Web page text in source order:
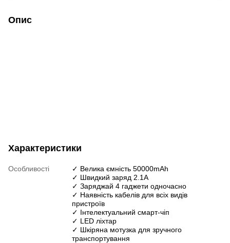
Опис
Характеристики
Особливості
✓ Велика ємність 50000mAh
✓ Швидкий заряд 2.1А
✓ Заряджай 4 гаджети одночасно
✓ Наявність кабелів для всіх видів
пристроїв
✓ Інтелектуальний смарт-чіп
✓ LED ліхтар
✓ Шкіряна мотузка для зручного
транспортування